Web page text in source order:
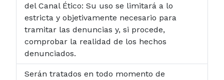
del Canal Ético: Su uso se limitará a lo
estricta y objetivamente necesario para
tramitar las denuncias y, si procede,
comprobar la realidad de los hechos
denunciados.
Serán tratados en todo momento de